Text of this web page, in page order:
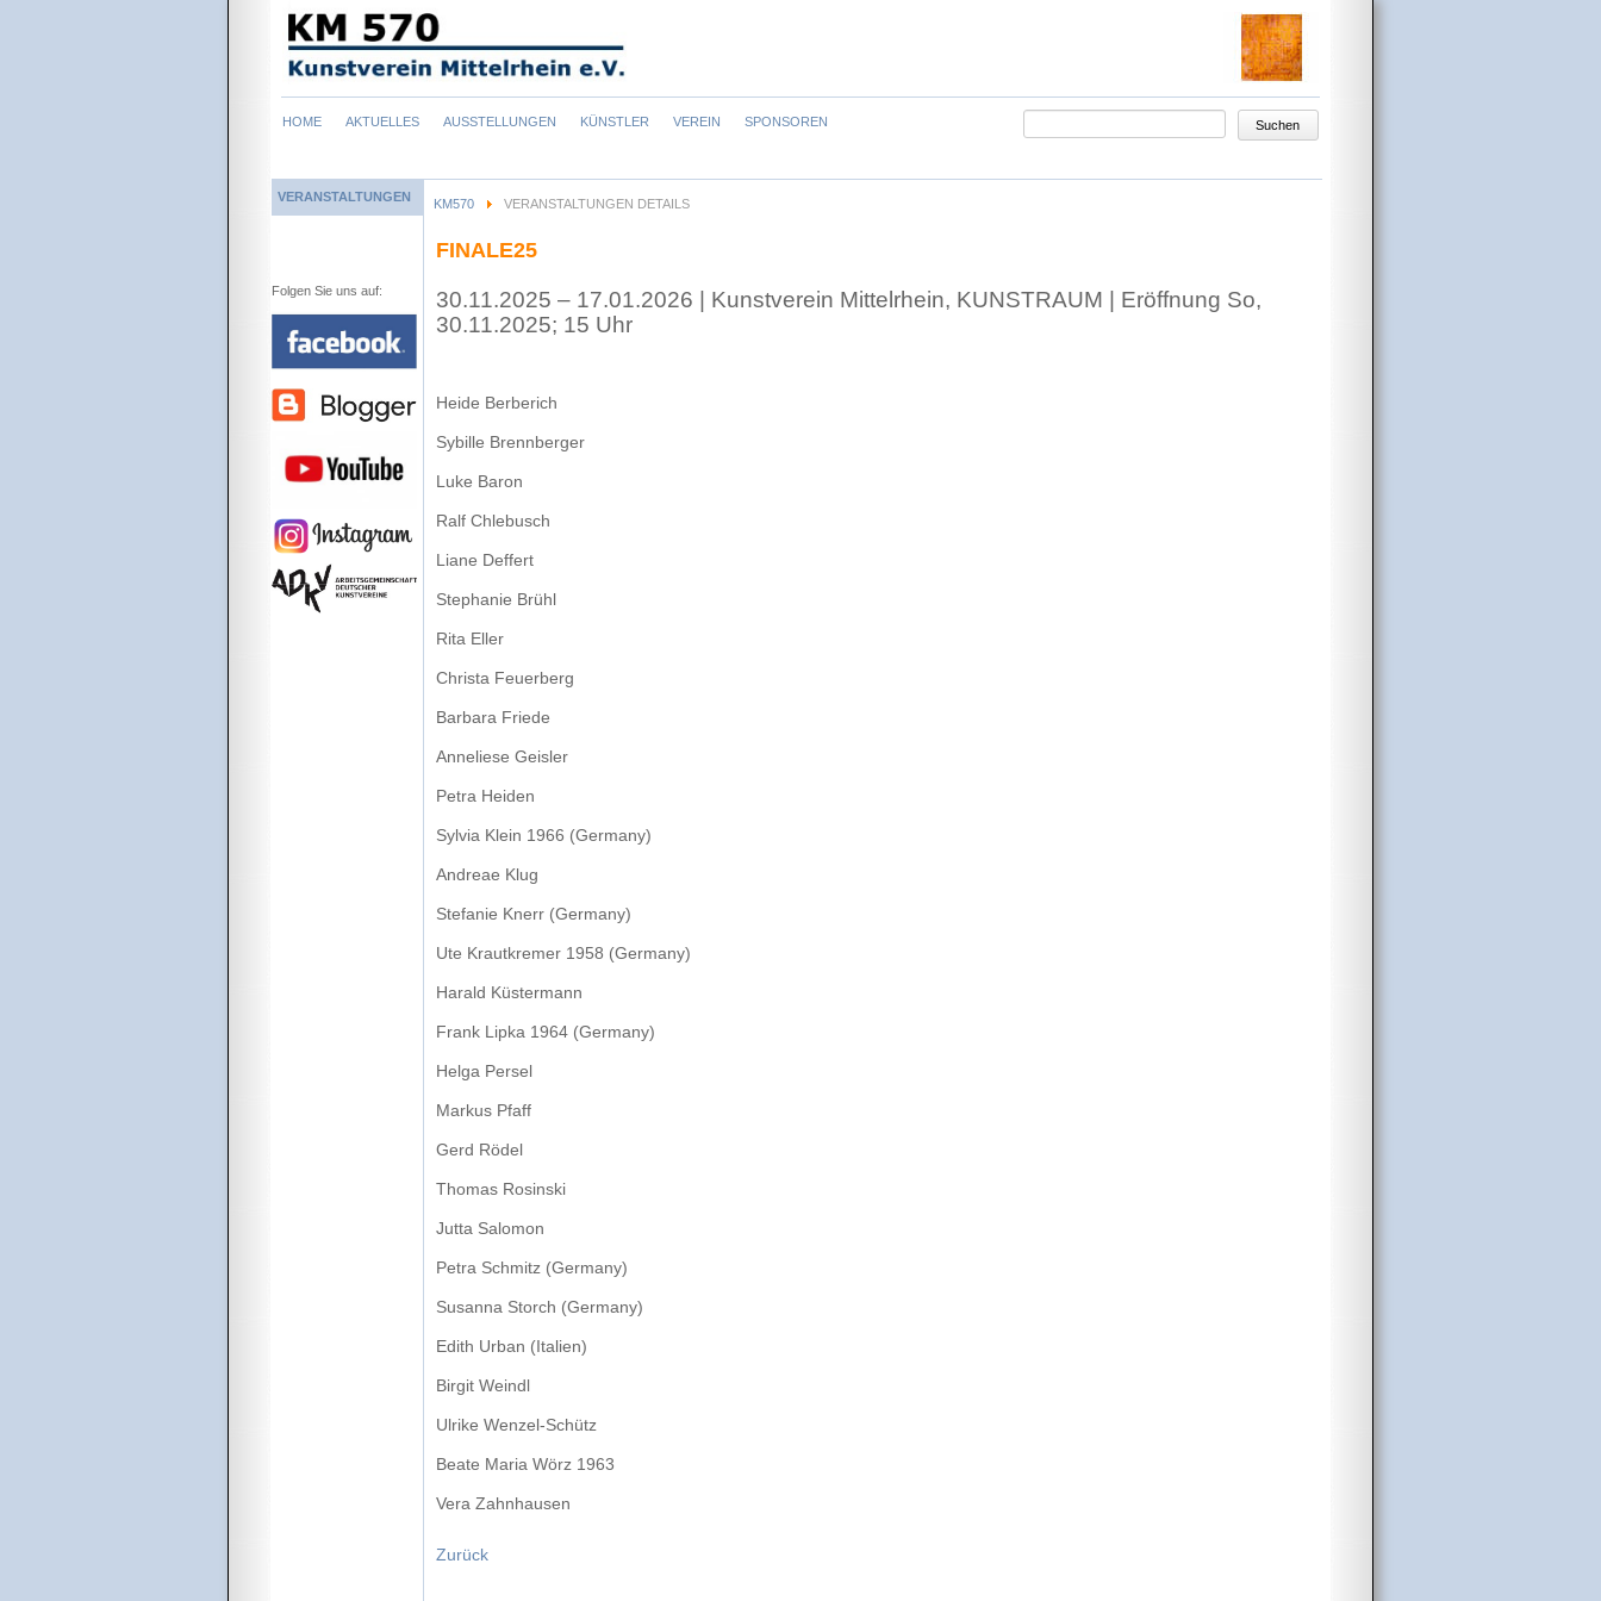
Navigation
HOME AKTUELLES AUSSTELLUNGEN KÜNSTLER VEREIN SPONSOREN Suchen
KM570 VERANSTALTUNGEN DETAILS
FINALE25
30.11.2025 – 17.01.2026 | Kunstverein Mittelrhein, KUNSTRAUM | Eröffnung So,
30.11.2025; 15 Uhr
Heide Berberich
Sybille Brennberger
Luke Baron
Ralf Chlebusch
Liane Deffert
Stephanie Brühl
Rita Eller
Christa Feuerberg
Barbara Friede
Anneliese Geisler
Petra Heiden
Sylvia Klein 1966 (Germany)
Andreae Klug
Stefanie Knerr (Germany)
Ute Krautkremer 1958 (Germany)
Harald Küstermann
Frank Lipka 1964 (Germany)
Helga Persel
Markus Pfaff
Gerd Rödel
Thomas Rosinski
Jutta Salomon
Petra Schmitz (Germany)
Susanna Storch (Germany)
Edith Urban (Italien)
Birgit Weindl
Ulrike Wenzel-Schütz
Beate Maria Wörz 1963
Vera Zahnhausen
Zurück
VERANSTALTUNGEN
Folgen Sie uns auf: